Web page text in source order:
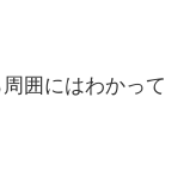
囲にはわかって